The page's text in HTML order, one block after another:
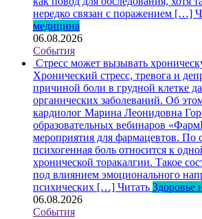
нередко связан с поражением […]
медицина
06.08.2026
События
Стресс может вызывать
Хронический стресс, тревога и
причиной боли в грудной клетке
органических заболеваний. Об
кардиолог Марина Леонидовна
образовательных вебинаров
мероприятия для фармацевтов. По
психогенная боль относится к
хронической торакалгии. Такое
под влиянием эмоционального
психических […] Читать Здоровье
06.08.2026
События